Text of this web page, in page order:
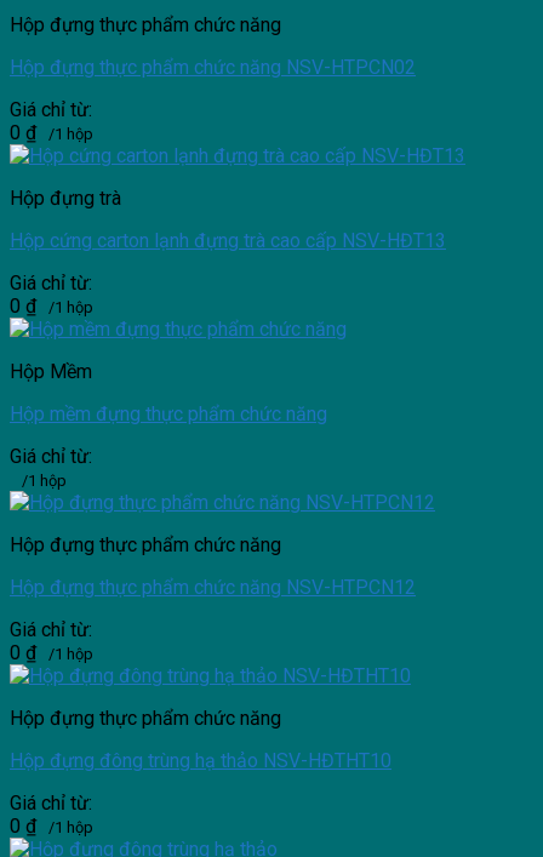
Hộp đựng thực phẩm chức năng
Hộp đựng thực phẩm chức năng NSV-HTPCN02
Giá chỉ từ:
0 ₫ /1 hộp
Hộp đựng trà
Hộp cứng carton lạnh đựng trà cao cấp NSV-HĐT13
Giá chỉ từ:
0 ₫ /1 hộp
Hộp Mềm
Hộp mềm đựng thực phẩm chức năng
Giá chỉ từ:
/1 hộp
Hộp đựng thực phẩm chức năng
Hộp đựng thực phẩm chức năng NSV-HTPCN12
Giá chỉ từ:
0 ₫ /1 hộp
Hộp đựng thực phẩm chức năng
Hộp đựng đông trùng hạ thảo NSV-HĐTHT10
Giá chỉ từ:
0 ₫ /1 hộp